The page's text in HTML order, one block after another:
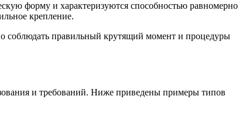
форму и характеризуются способностью равномерно
крепление.
соблюдать правильный крутящий момент и процедуры
и требований. Ниже приведены примеры типов